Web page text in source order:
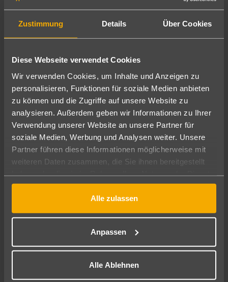
Zustimmung Details Über Cookies
Diese Webseite verwendet Cookies
Wir verwenden Cookies, um Inhalte und Anzeigen zu
personalisieren, Funktionen für soziale Medien anbieten
zu können und die Zugriffe auf unsere Website zu
analysieren. Außerdem geben wir Informationen zu Ihrer
Verwendung unserer Website an unsere Partner für
soziale Medien, Werbung und Analysen weiter. Unsere
Partner führen diese Informationen möglicherweise mit
weiteren Daten zusammen, die Sie ihnen bereitgestellt
gesammelt haben.
Alle zulassen
Anpassen
Alle Ablehnen
Haftplichtversicherung
Insassenversicherung
Diebstahlversicherung
Hinweise zur Versicherung
Gebühren für Zusatzausstattung